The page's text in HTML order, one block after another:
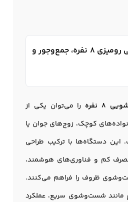
جمع‌بندی: ظرفشویی رومیزی 8 نفره، جمع‌وجور و
نفره
را می‌توان یکی از
کوچک، زوج‌های جوان یا
دستگاه‌ها با ترکیب طراحی
مصرف کم و فناوری‌های هوشمند،
ظروف را فراهم می‌کنند.
مانند شست‌وشوی سریع، عملکرد